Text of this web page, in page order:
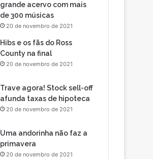
grande acervo com mais
de 300 músicas
20 de novembro de 2021
Hibs e os fãs do Ross
County na final
20 de novembro de 2021
Trave agora! Stock sell-off
afunda taxas de hipoteca
20 de novembro de 2021
Uma andorinha não faz a
primavera
20 de novembro de 2021